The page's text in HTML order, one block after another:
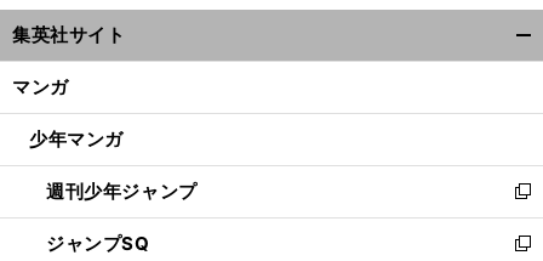
ウ
ィ
ン
ウ
開
く
集英社サイト
マンガ
少年マンガ
週刊少年ジャンプ
新
し
い
ジャンプSQ
新